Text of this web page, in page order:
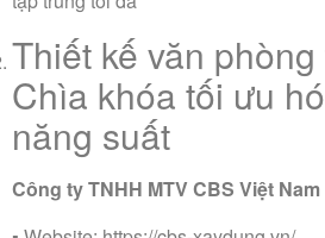
Thiết kế văn
Chìa khóa tối ưu
năng suất
Công ty TNHH MTV CBS Việt Nam